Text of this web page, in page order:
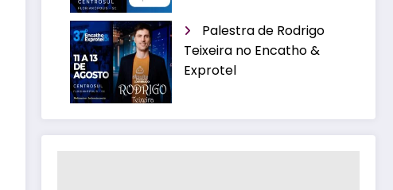
Palestra de Rodrigo
Teixeira no Encatho &
Exprotel